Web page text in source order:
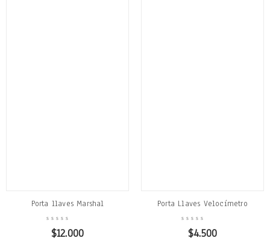
Porta llaves Marshal
$12.000
Porta Llaves Velocímetro
$4.500